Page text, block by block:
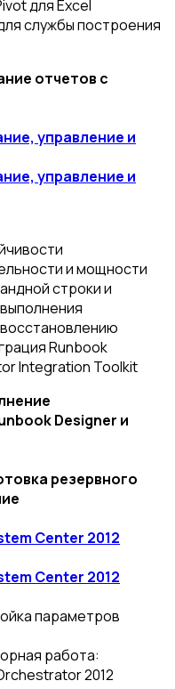
для Excel
службы построения
отчетов с
управление и
управление и
и мощности
строки и
Runbook
Integration Toolkit
Designer и
резервного
Center 2012
Center 2012
параметров
работа:
2012